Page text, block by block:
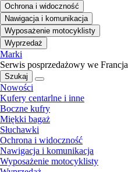
Ochrona i widoczność
Nawigacja i komunikacja
Wyposażenie motocyklisty
Wyprzedaż
Marki
Serwis posprzedażowy we Francja
Szukaj
Nowości
Kufery centarlne i inne
Boczne kufry
Miękki bagaż
Słuchawki
Ochrona i widoczność
Nawigacja i komunikacja
Wyposażenie motocyklisty